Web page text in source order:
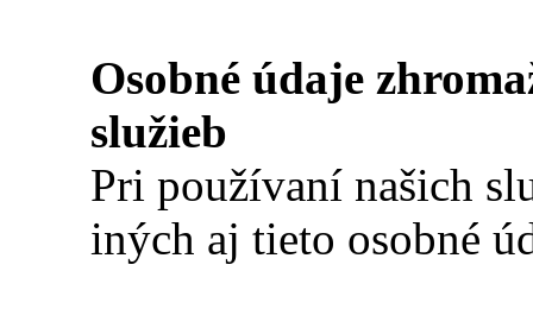
Osobné údaje
služieb
Pri používaní našich
iných aj tieto osobné